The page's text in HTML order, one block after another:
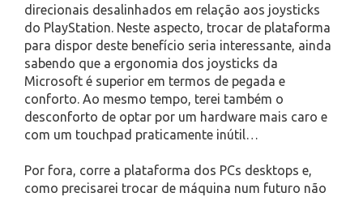
direcionais desalinhados em relação aos joysticks
do PlayStation. Neste aspecto, trocar de plataforma
para dispor deste benefício seria interessante, ainda
sabendo que a ergonomia dos joysticks da
Microsoft é superior em termos de pegada e
conforto. Ao mesmo tempo, terei também o
desconforto de optar por um hardware mais caro e
com um touchpad praticamente inútil…
Por fora, corre a plataforma dos PCs desktops e,
como precisarei trocar de máquina num futuro não